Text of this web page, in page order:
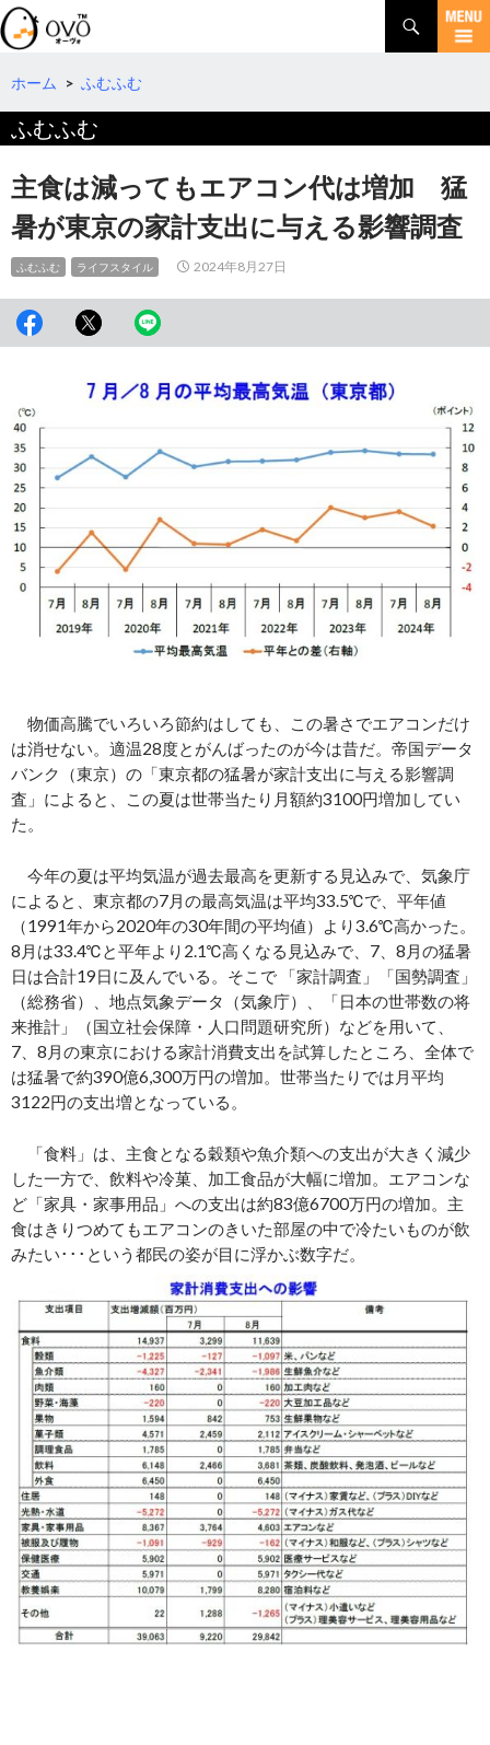
検
索
コ
テ
へ
動
ホーム > ふむふむ
ふむふむ
主食は減ってもエアコン代は増加 猛
暑が東京の家計支出に与える影響調査
ふむふむ ライフスタイル 2024年8月27日
物価高騰でいろいろ節約はしても、この暑さでエアコンだけ
は消せない。適温28度とがんばったのが今は昔だ。帝国データ
バンク（東京）の「東京都の猛暑が家計支出に与える影響調
査」によると、この夏は世帯当たり月額約3100円増加してい
た。
今年の夏は平均気温が過去最高を更新する見込みで、気象庁
によると、東京都の7月の最高気温は平均33.5℃で、平年値
（1991年から2020年の30年間の平均値）より3.6℃高かった。
8月は33.4℃と平年より2.1℃高くなる見込みで、7、8月の猛暑
日は合計19日に及んでいる。そこで 「家計調査」「国勢調査」
（総務省）、地点気象データ（気象庁）、「日本の世帯数の将
来推計」（国立社会保障・人口問題研究所）などを用いて、
7、8月の東京における家計消費支出を試算したところ、全体で
は猛暑で約390億6,300万円の増加。世帯当たりでは月平均
3122円の支出増となっている。
「食料」は、主食となる穀類や魚介類への支出が大きく減少
した一方で、飲料や冷菓、加工食品が大幅に増加。エアコンな
ど「家具・家事用品」への支出は約83億6700万円の増加。主
食はきりつめてもエアコンのきいた部屋の中で冷たいものが飲
みたい･･･という都民の姿が目に浮かぶ数字だ。